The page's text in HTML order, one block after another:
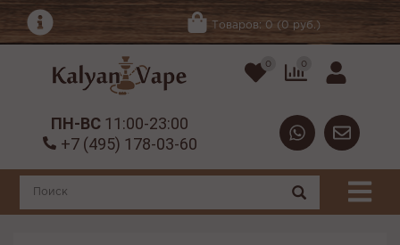
Товаров: 0 (0 руб.)
0 0
ПН-ВС 11:00-23:00
+7 (495) 178-03-60